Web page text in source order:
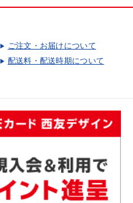
ご注文・お届けについて
配送料・配送時期について